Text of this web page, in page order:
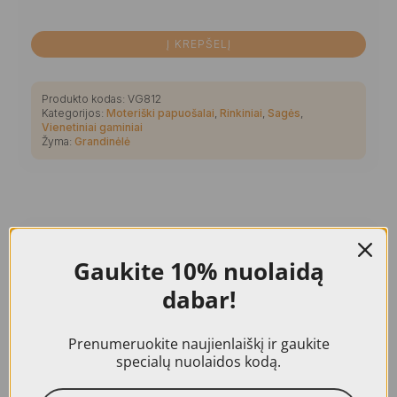
Į KREPŠELĮ
Produkto kodas: VG812
Kategorijos: Moteriški papuošalai, Rinkiniai, Sagės,
Vienetiniai gaminiai
Žyma: Grandinėlė
Gelsva
Gaukite 10% nuolaidą
dabar!
Prenumeruokite naujienlaiškį ir gaukite
specialų nuolaidos kodą.